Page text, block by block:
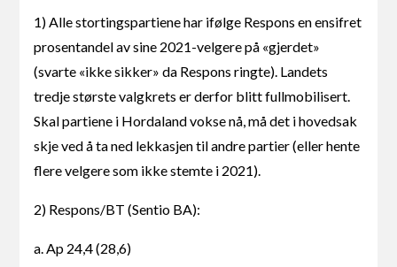
1) Alle stortingspartiene har ifølge Respons en ensifret
prosentandel av sine 2021-velgere på «gjerdet»
(svarte «ikke sikker» da Respons ringte). Landets
tredje største valgkrets er derfor blitt fullmobilisert.
Skal partiene i Hordaland vokse nå, må det i hovedsak
skje ved å ta ned lekkasjen til andre partier (eller hente
flere velgere som ikke stemte i 2021).
2) Respons/BT (Sentio BA):
a. Ap 24,4 (28,6)